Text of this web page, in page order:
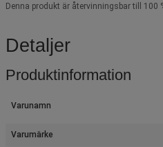
Denna produkt är återvinningsbar till
Detaljer
Produktinformation
Varunamn
Varumärke